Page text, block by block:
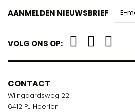
AANMELDEN NIEUWSBRIEF
VOLG ONS OP:
CONTACT
Wijngaardsweg 22
6412 PJ Heerlen